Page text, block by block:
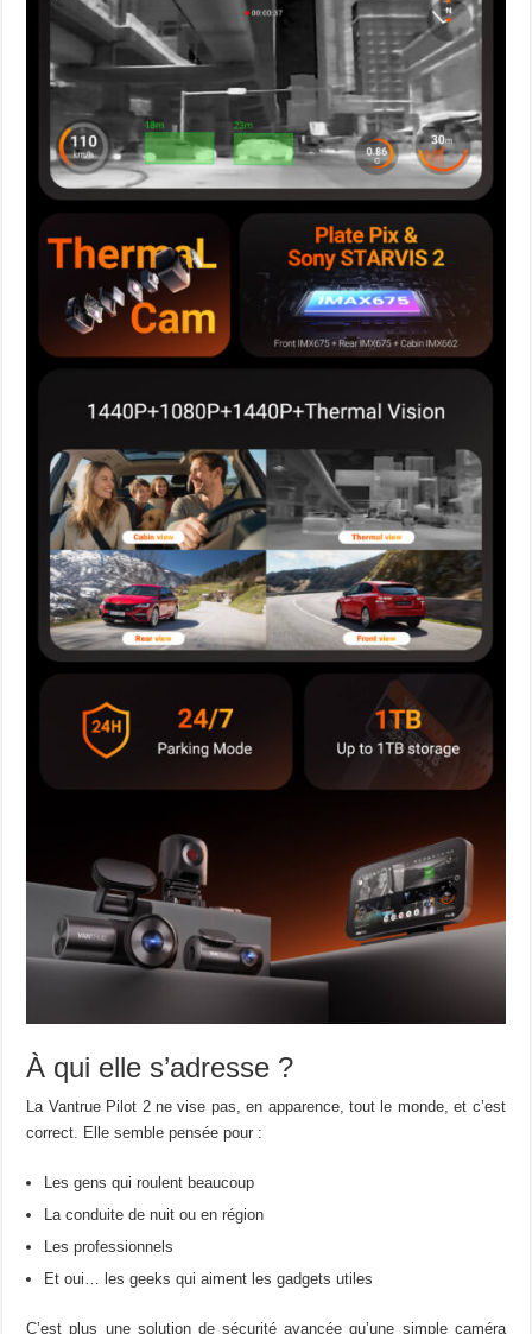
À qui elle s’adresse ?
La Vantrue Pilot 2 ne vise pas, en apparence, tout le monde, et c’est
correct. Elle semble pensée pour :
Les gens qui roulent beaucoup
La conduite de nuit ou en région
Les professionnels
Et oui… les geeks qui aiment les gadgets utiles
C’est plus une solution de sécurité avancée qu’une simple caméra